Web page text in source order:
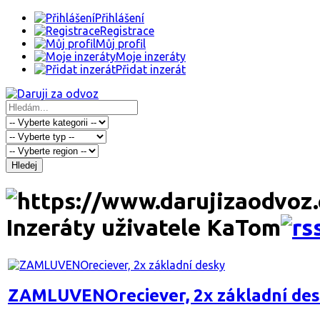
Přihlášení
Registrace
Můj profil
Moje inzeráty
Přidat inzerát
Hledej
Inzeráty uživatele KaTom
ZAMLUVENOreciever, 2x základní